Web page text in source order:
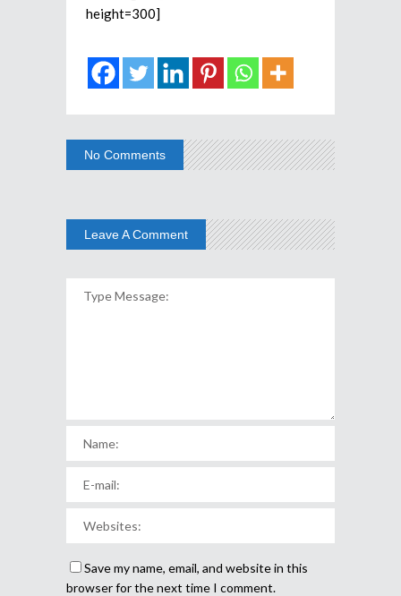
height=300]
No Comments
Leave A Comment
Save my name, email, and website in this
browser for the next time I comment.